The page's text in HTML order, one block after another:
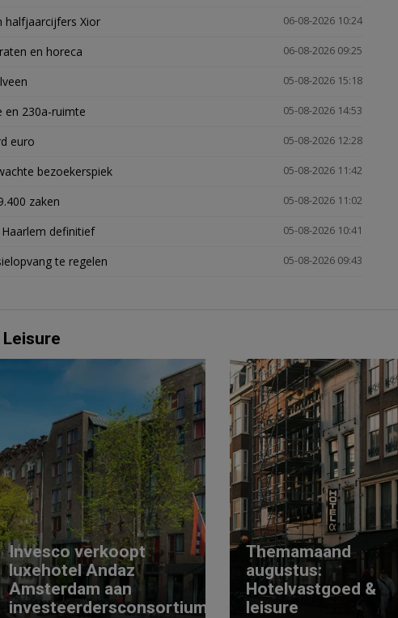
06-08-2026 10:24
halfjaarcijfers Xior
06-08-2026 09:25
en horeca
05-08-2026 15:18
05-08-2026 14:53
en 230a-ruimte
05-08-2026 12:28
euro
05-08-2026 11:42
bezoekerspiek
05-08-2026 11:02
zaken
05-08-2026 10:41
definitief
05-08-2026 09:43
te regelen
Invesco verkoopt
luxehotel Andaz
Amsterdam aan
investeerdersconsortium
Themamaand
augustus:
Hotelvastgoed &
leisure